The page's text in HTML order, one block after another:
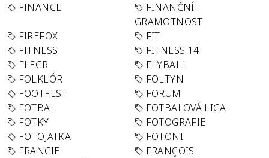
FINANCE
FINANČNÍ-
GRAMOTNOST
FIREFOX
FIT
FITNESS
FITNESS 14
FLEGR
FLYBALL
FOLKLÓR
FOLTYN
FOOTFEST
FORUM
FOTBAL
FOTBALOVÁ LIGA
FOTKY
FOTOGRAFIE
FOTOJATKA
FOTONI
FRANCIE
FRANÇOIS